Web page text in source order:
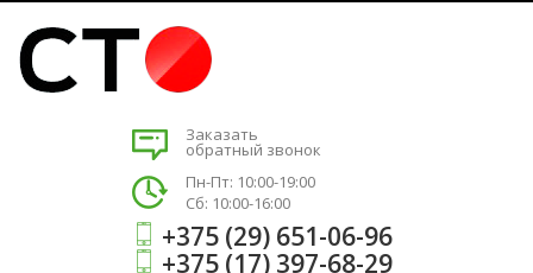
Заказать
обратный звонок
Пн-Пт: 10:00-19:00
Сб: 10:00-16:00
+375 (29) 651-06-96
+375 (17) 397-68-29